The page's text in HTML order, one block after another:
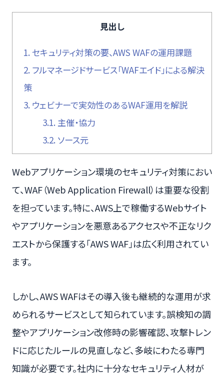
見出し
1. セキュリティ対策の要、AWS WAFの運用課題
2. フルマネージドサービス「WAFエイド」による解決
策
3. ウェビナーで実効性のあるWAF運用を解説
3.1. 主催・協力
3.2. ソース元
Webアプリケーション環境のセキュリティ対策におい
て、WAF（Web Application Firewall）は重要な役割
を担っています。特に、AWS上で稼働するWebサイト
やアプリケーションを悪意あるアクセスや不正なリク
エストから保護する「AWS WAF」は広く利用されてい
ます。
しかし、AWS WAFはその導入後も継続的な運用が求
められるサービスとして知られています。誤検知の調
整やアプリケーション改修時の影響確認、攻撃トレン
ドに応じたルールの見直しなど、多岐にわたる専門
知識が必要です。社内に十分なセキュリティ人材が